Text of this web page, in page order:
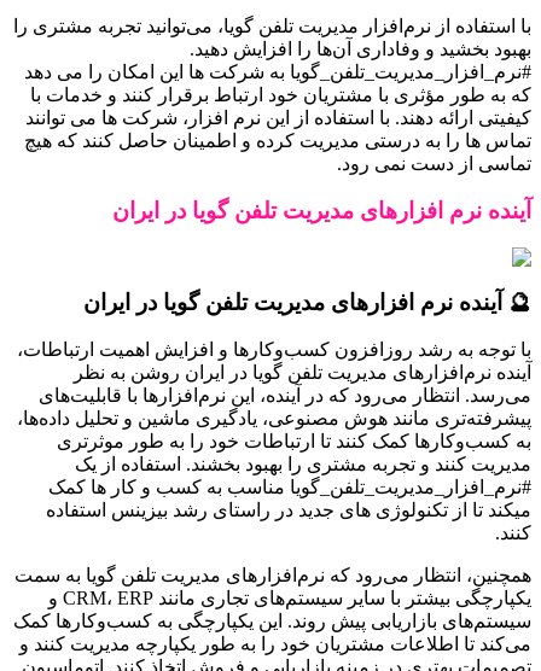
با استفاده از نرم‌افزار مدیریت تلفن گویا، می‌توانید تجربه مشتری را
بهبود بخشید و وفاداری آن‌ها را افزایش دهید.
#نرم_افزار_مدیریت_تلفن_گویا به شرکت ها این امکان را می دهد
که به طور مؤثری با مشتریان خود ارتباط برقرار کنند و خدمات با
کیفیتی ارائه دهند. با استفاده از این نرم افزار، شرکت ها می توانند
تماس ها را به درستی مدیریت کرده و اطمینان حاصل کنند که هیچ
تماسی از دست نمی رود.
آینده نرم افزارهای مدیریت تلفن گویا در ایران
🔮 آینده نرم افزارهای مدیریت تلفن گویا در ایران
با توجه به رشد روزافزون کسب‌وکارها و افزایش اهمیت ارتباطات،
آینده نرم‌افزارهای مدیریت تلفن گویا در ایران روشن به نظر
می‌رسد. انتظار می‌رود که در آینده، این نرم‌افزارها با قابلیت‌های
پیشرفته‌تری مانند هوش مصنوعی، یادگیری ماشین و تحلیل داده‌ها،
به کسب‌وکارها کمک کنند تا ارتباطات خود را به طور موثرتری
مدیریت کنند و تجربه مشتری را بهبود بخشند. استفاده از یک
#نرم_افزار_مدیریت_تلفن_گویا مناسب به کسب و کار ها کمک
میکند تا از تکنولوژی های جدید در راستای رشد بیزینس استفاده
کنند.
همچنین، انتظار می‌رود که نرم‌افزارهای مدیریت تلفن گویا به سمت
یکپارچگی بیشتر با سایر سیستم‌های تجاری مانند CRM، ERP و
سیستم‌های بازاریابی پیش روند. این یکپارچگی به کسب‌وکارها کمک
می‌کند تا اطلاعات مشتریان خود را به طور یکپارچه مدیریت کنند و